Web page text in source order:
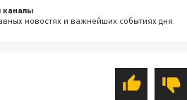
каналы
новостях и важнейших событиях дня.